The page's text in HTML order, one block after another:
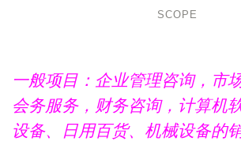
SCOPE
一般项目：企业管理咨询，市
会务服务，财务咨询，计算机
设备、日用百货、机械设备的